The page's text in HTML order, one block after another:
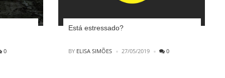
0
Está estressado?
POSTED
BY ELISA SIMÕES 27/05/2019 0